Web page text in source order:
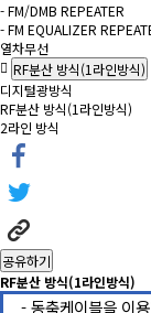
- FM/DMB REPEATER
- FM EQUALIZER
열차무선
RF분산 방식(1라인방식)
디지털광방식
RF분산 방식(1라인방식)
2라인 방식
공유하기
RF분산 방식(1라인방식)
- 동축케이블을 이